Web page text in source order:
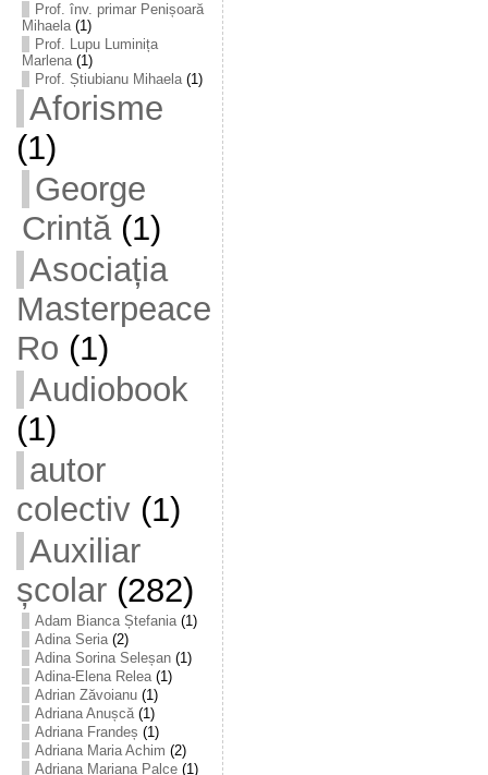
Prof. înv. primar Penișoară
Mihaela(1)
Prof. Lupu Luminița
Marlena(1)
Prof. Știubianu Mihaela(1)
Aforisme
(1)
George
Crintă(1)
Asociația
Masterpeace
Ro (1)
Audiobook
(1)
autor
colectiv(1)
Auxiliar
școlar(282)
Adam Bianca Ștefania(1)
Adina Seria(2)
Adina Sorina Seleșan(1)
Adina-Elena Relea(1)
Adrian Zăvoianu(1)
Adriana Anușcă(1)
Adriana Frandeș (1)
Adriana Maria Achim (2)
Adriana Mariana Palce(1)